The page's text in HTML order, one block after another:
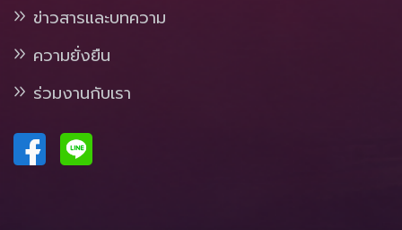
ข่าวสารและบทความ
ความยั่งยืน
ร่วมงานกับเรา